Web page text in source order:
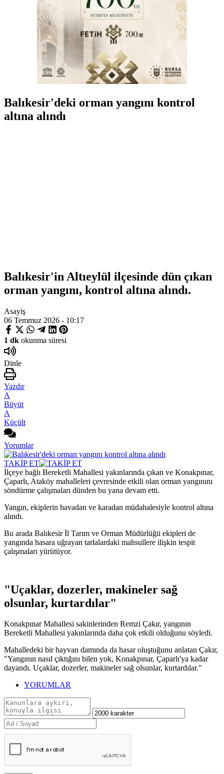
Balıkesir'deki orman yangını kontrol
altına alındı
Balıkesir'in Altıeylül ilçesinde dün çıkan
orman yangını, kontrol altına alındı.
Asayiş
06 Temmuz 2026 - 10:17
1 dk okunma süresi
Dinle
Yazdır
A
Büyüt
A
Küçült
Yorumlar
TAKİP ET
İlçeye bağlı Bereketli Mahallesi yakınlarında çıkan ve Konakpınar,
Çaparlı, Ataköy mahalleleri çevresinde etkili olan orman yangınını
söndürme çalışmaları dünden bu yana devam etti.
Yangın, ekiplerin havadan ve karadan müdahalesiyle kontrol altına
alındı.
Bu arada Balıkesir İl Tarım ve Orman Müdürlüğü ekipleri de
yangında hasara uğrayan tarlalardaki mahsullere ilişkin tespit
çalışmaları yürütüyor.
"Uçaklar, dozerler, makineler sağ
olsunlar, kurtardılar"
Konakpınar Mahallesi sakinlerinden Remzi Çakır, yangının
Bereketli Mahallesi yakınlarında daha çok etkili olduğunu söyledi.
Mahalledeki bir hayvan damında da hasar oluştuğunu anlatan Çakır,
"Yangının nasıl çıktığını bilen yok, Konakpınar, Çaparlı'ya kadar
dayandı. Uçaklar, dozerler, makineler sağ olsunlar, kurtardılar."
YORUMLAR